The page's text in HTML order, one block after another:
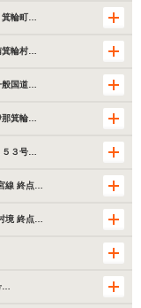
箕輪町…
箕輪村…
般国道…
那箕輪…
５３号…
線 終点…
境 終点…
…